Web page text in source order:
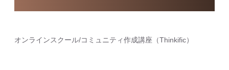
オンラインスクール/コミュニティ作成講座（Thinkific）